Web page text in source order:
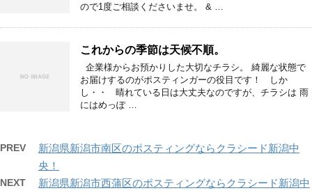
ので1度ご相談くださいませ。 & …
これからの季節は天候不順。
企業様からお預かりした大切なチラシ。 綺麗な状態で
お届けするのがポスティンガーの役目です！ しか
し・・ 晴れている日は大丈夫なのですが、チラシは 雨
にはめっぽ …
PREV
新潟県新潟市南区のポスティングならクラシード新潟中
央！
NEXT
新潟県新潟市西蒲区のポスティングならクラシード新潟中